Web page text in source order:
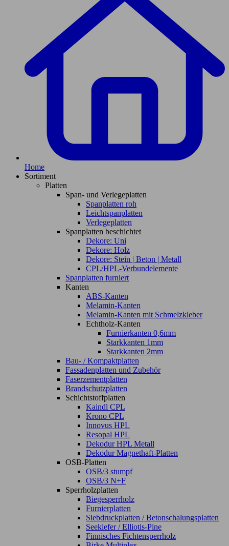
Home
Sortiment
Platten
Span- und Verlegeplatten
Spanplatten roh
Leichtspanplatten
Verlegeplatten
Spanplatten beschichtet
Dekore: Uni
Dekore: Holz
Dekore: Stein | Beton | Metall
CPL/HPL-Verbundelemente
Spanplatten furniert
Kanten
ABS-Kanten
Melamin-Kanten
Melamin-Kanten mit Schmelzkleber
Echtholz-Kanten
Furnierkanten 0,6mm
Starkkanten 1mm
Starkkanten 2mm
Bau- / Kompaktplatten
Fassadenplatten und Zubehör
Faserzementplatten
Brandschutzplatten
Schichtstoffplatten
Kaindl CPL
Krono CPL
Innovus HPL
Resopal HPL
Dekodur HPL Metall
Dekodur Magnethaft-Platten
OSB-Platten
OSB/3 stumpf
OSB/3 N+F
Sperrholzplatten
Biegesperrholz
Furnierplatten
Siebdruckplatten / Betonschalungsplatten
Seekiefer / Elliotis-Pine
Finnisches Fichtensperrholz